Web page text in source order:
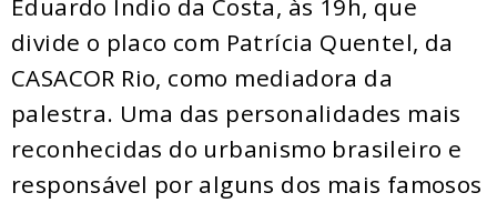
Eduardo Indio da Costa, às 19h, que
divide o placo com Patrícia Quentel, da
CASACOR Rio, como mediadora da
palestra. Uma das personalidades mais
reconhecidas do urbanismo brasileiro e
responsável por alguns dos mais famosos